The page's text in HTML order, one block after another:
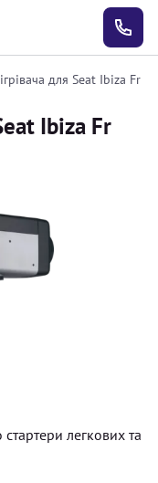
для Seat Ibiza Fr
Ibiza Fr
легкових та